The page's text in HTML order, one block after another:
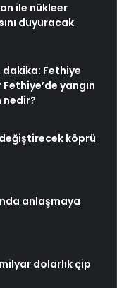
ile nükleer
duyuracak
dakika: Fethiye
yangın
nedir?
değiştirecek köprü
anlaşmaya
dolarlık çip